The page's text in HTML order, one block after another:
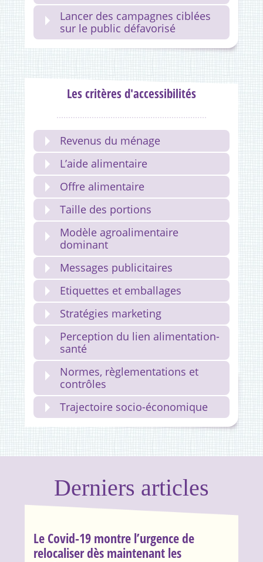
Lancer des campagnes ciblées
sur le public défavorisé
Les critères d'accessibilités
Revenus du ménage
L’aide alimentaire
Offre alimentaire
Taille des portions
Modèle agroalimentaire
dominant
Messages publicitaires
Etiquettes et emballages
Stratégies marketing
Perception du lien alimentation-
santé
Normes, règlementations et
contrôles
Trajectoire socio-économique
Derniers articles
Le Covid-19 montre l’urgence de
relocaliser dès maintenant les